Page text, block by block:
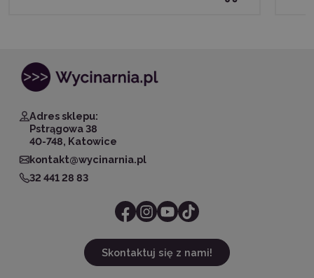
Adres sklepu:
Pstrągowa 38
40-748, Katowice
kontakt@wycinarnia.pl
32 441 28 83
Skontaktuj się z nami!